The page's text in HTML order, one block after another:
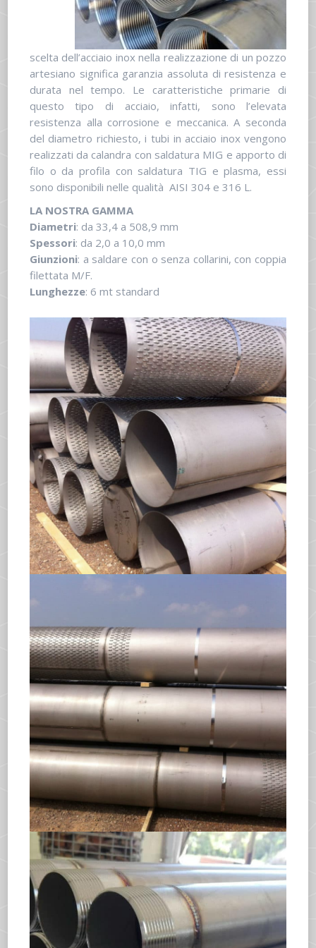
scelta dell’acciaio inox nella realizzazione di un pozzo
artesiano significa garanzia assoluta di resistenza e
durata nel tempo. Le caratteristiche primarie di
questo tipo di acciaio, infatti, sono l’elevata
resistenza alla corrosione e meccanica. A seconda
del diametro richiesto, i tubi in acciaio inox vengono
realizzati da calandra con saldatura MIG e apporto di
filo o da profila con saldatura TIG e plasma, essi
sono disponibili nelle qualità AISI 304 e 316 L.
LA NOSTRA GAMMA
Diametri: da 33,4 a 508,9 mm
Spessori: da 2,0 a 10,0 mm
Giunzioni: a saldare con o senza collarini, con coppia
filettata M/F.
Lunghezze: 6 mt standard